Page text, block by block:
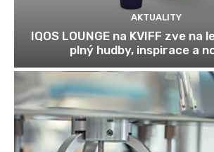
AKTUALITY
IQOS LOUNGE na KVIFF zve na
plný hudby, inspirace a